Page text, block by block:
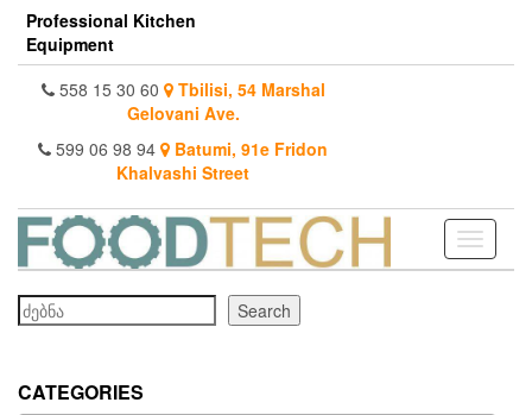
Skip
the
content
Professional Kitchen
Equipment
558 15 30 60
Tbilisi, 54 Marshal
Gelovani Ave.
599 06 98 94
Batumi, 91e Fridon
Khalvashi Street
Toggle
Search
Search
CATEGORIES